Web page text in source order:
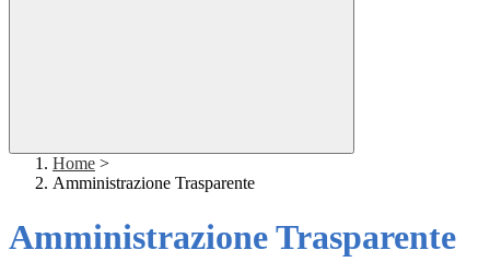
Home >
Amministrazione Trasparente
Amministrazione Trasparente